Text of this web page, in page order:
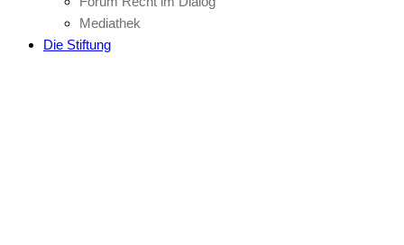
Mediathek
Die Stiftung